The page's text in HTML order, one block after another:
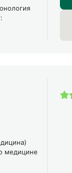
медицине